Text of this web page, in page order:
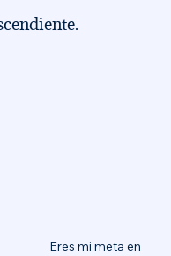
Eres mi meta en